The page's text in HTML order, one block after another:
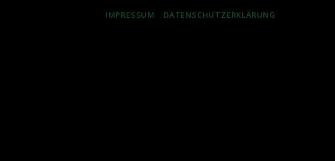
IMPRESSUM DATENSCHUTZERKLÄRUNG